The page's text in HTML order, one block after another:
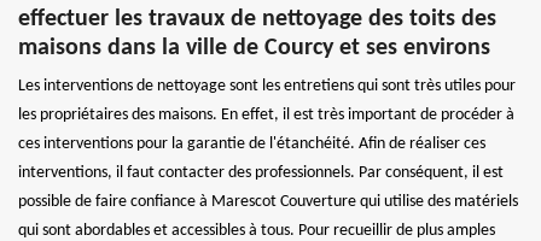
effectuer les travaux de nettoyage des toits des
maisons dans la ville de Courcy et ses environs
Les interventions de nettoyage sont les entretiens qui sont très utiles pour
les propriétaires des maisons. En effet, il est très important de procéder à
ces interventions pour la garantie de l'étanchéité. Afin de réaliser ces
interventions, il faut contacter des professionnels. Par conséquent, il est
possible de faire confiance à Marescot Couverture qui utilise des matériels
qui sont abordables et accessibles à tous. Pour recueillir de plus amples